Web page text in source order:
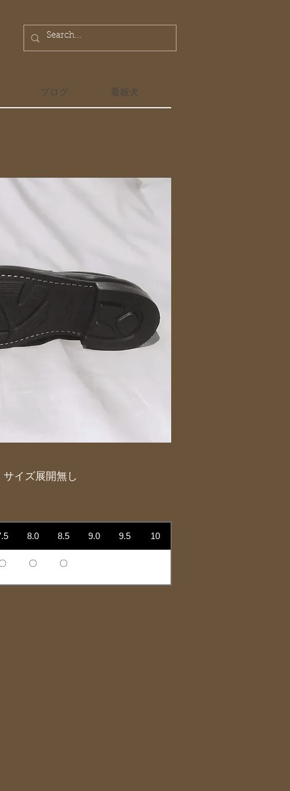
ブログ 看板犬
イズ展開無し
8.0 8.5 9.0 9.5 10
〇 〇